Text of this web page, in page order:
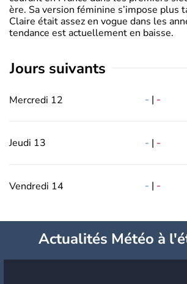
ère. Sa version féminine s’impose plus
Claire était assez en vogue dans les
tendance est actuellement en baisse.
jours suivants
Mercredi 12 - | -
Jeudi 13 - | -
Vendredi 14 - | -
Actualités Météo à